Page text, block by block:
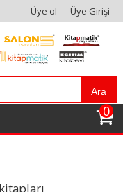
Üye ol Üye Girişi
Ara
0